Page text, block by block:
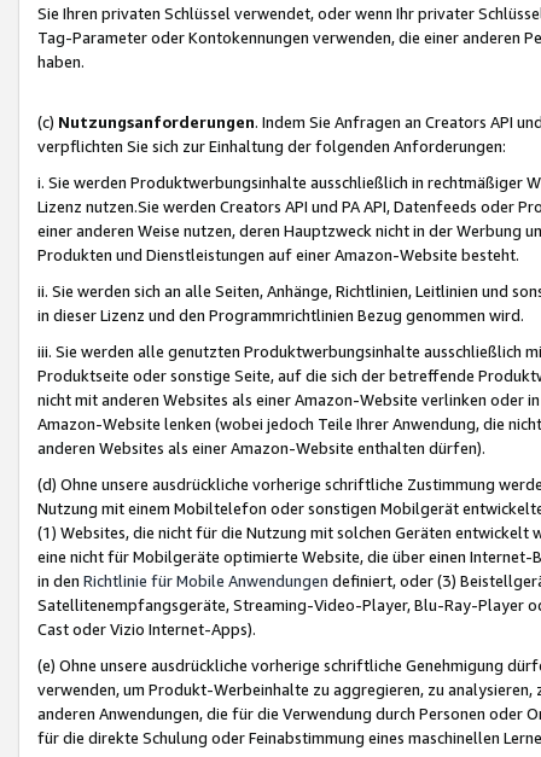
Sie Ihren privaten Schlüssel verwendet, oder wenn Ihr privater
Tag-Parameter oder Kontokennungen verwenden, die einer anderen
haben.
(c) Nutzungsanforderungen. Indem Sie Anfragen an Creators API
verpflichten Sie sich zur Einhaltung der folgenden Anforderungen:
i. Sie werden Produktwerbungsinhalte ausschließlich in rechtmäßiger
Lizenz nutzen.Sie werden Creators API und PA API, Datenfeeds oder
einer anderen Weise nutzen, deren Hauptzweck nicht in der Werbung
Produkten und Dienstleistungen auf einer Amazon-Website besteht.
ii. Sie werden sich an alle Seiten, Anhänge, Richtlinien, Leitlinien und
in dieser Lizenz und den Programmrichtlinien Bezug genommen wird.
iii. Sie werden alle genutzten Produktwerbungsinhalte ausschließlich
Produktseite oder sonstige Seite, auf die sich der betreffende
nicht mit anderen Websites als einer Amazon-Website verlinken oder
Amazon-Website lenken (wobei jedoch Teile Ihrer Anwendung, die
anderen Websites als einer Amazon-Website enthalten dürfen).
(d) Ohne unsere ausdrückliche vorherige schriftliche Zustimmung
Nutzung mit einem Mobiltelefon oder sonstigen Mobilgerät
(1) Websites, die nicht für die Nutzung mit solchen Geräten
eine nicht für Mobilgeräte optimierte Website, die über einen
in den Richtlinie für Mobile Anwendungen definiert, oder (3)
Satellitenempfangsgeräte, Streaming-Video-Player, Blu-Ray-Player
Cast oder Vizio Internet-Apps).
(e) Ohne unsere ausdrückliche vorherige schriftliche Genehmigung
verwenden, um Produkt-Werbeinhalte zu aggregieren, zu
anderen Anwendungen, die für die Verwendung durch Personen
für die direkte Schulung oder Feinabstimmung eines maschinellen